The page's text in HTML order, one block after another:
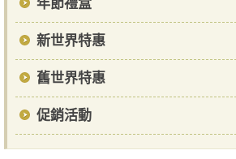
年節禮盒
新世界特惠
舊世界特惠
促銷活動